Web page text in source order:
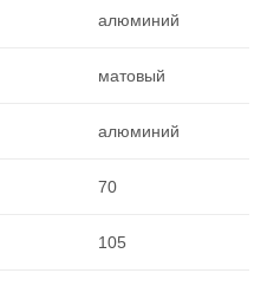
алюминий
матовый
алюминий
70
105